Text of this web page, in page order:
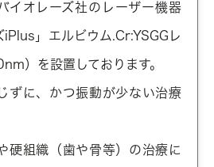
イオレーズ社のレーザー機器
iPlus」エルビウム.Cr:YSGGレ
）を設置しております。
ずに、かつ振動が少ない治療
硬組織（歯や骨等）の治療に